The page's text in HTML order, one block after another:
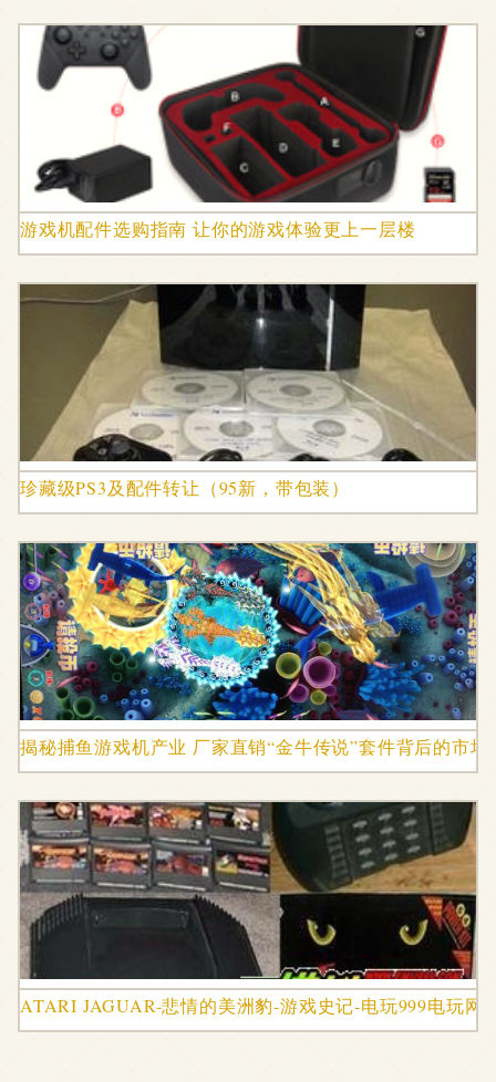
游戏机配件选购指南 让你的游戏体验更上一层楼
珍藏级PS3及配件转让（95新，带包装）
揭秘捕鱼游戏机产业 厂家直销“金牛传说”套件背后的市场
ATARI JAGUAR-悲情的美洲豹-游戏史记-电玩999电玩网